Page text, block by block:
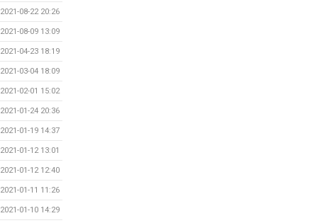
2021-08-22 20:26
2021-08-09 13:09
2021-04-23 18:19
2021-03-04 18:09
2021-02-01 15:02
2021-01-24 20:36
2021-01-19 14:37
2021-01-12 13:01
2021-01-12 12:40
2021-01-11 11:26
2021-01-10 14:29